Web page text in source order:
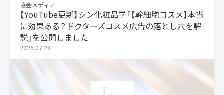
協会メディア
【YouTube更新】シン化粧品学「【幹細胞コスメ】本当
に効果ある？ドクターズコスメ広告の落とし穴を解
説」を公開しました
2026.07.28